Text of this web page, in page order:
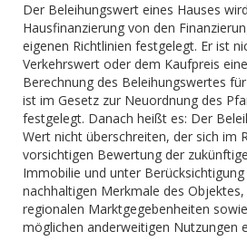
Der Beleihungswert eines Hauses
Hausfinanzierung von den
eigenen Richtlinien festgelegt. Er ist
Verkehrswert oder dem Kaufpreis
Berechnung des Beleihungswertes
ist im Gesetz zur Neuordnung des
festgelegt. Danach heißt es: Der
Wert nicht überschreiten, der sich im
vorsichtigen Bewertung der
Immobilie und unter
nachhaltigen Merkmale des
regionalen Marktgegebenheiten
möglichen anderweitigen Nutzungen